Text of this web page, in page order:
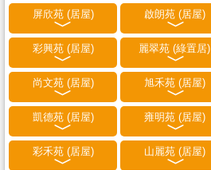
屏欣苑 (居屋) 啟朗苑 (居屋)
彩興苑 (居屋) 麗翠苑 (綠置居)
尚文苑 (居屋) 旭禾苑 (居屋)
凱德苑 (居屋) 雍明苑 (居屋)
彩禾苑 (居屋) 山麗苑 (居屋)